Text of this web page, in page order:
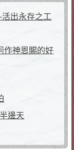
出永存之工
作神恩賜的好
邊天